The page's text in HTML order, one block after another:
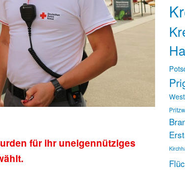
für ihr uneigennütziges